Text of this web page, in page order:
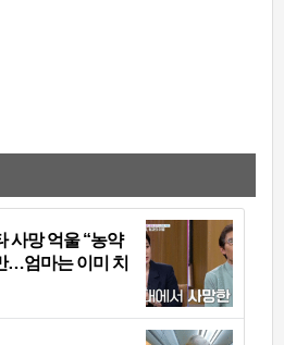
사망 억울 “농약
…엄마는 이미 치